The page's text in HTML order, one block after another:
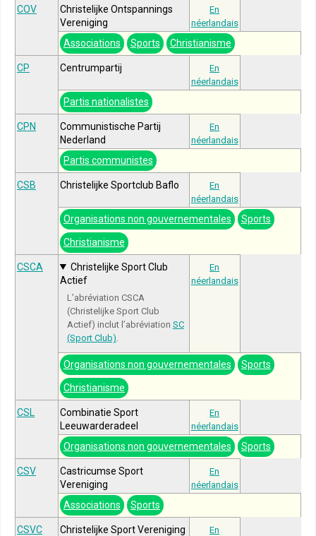
COV
Christelijke Ontspannings
Vereniging
En
néerlandais
Associations Sports Christianisme
CP Centrumpartij
En
néerlandais
Partis nationalistes
CPN
Communistische Partij
Nederland
En
néerlandais
Partis communistes
CSB Christelijke Sportclub Baflo
En
néerlandais
Organisations non gouvernementales Sports
Christianisme
CSCA
Christelijke Sport Club
Actief
L’abréviation CSCA
(Christelijke Sport Club
Actief) inclut l’abréviation SC
(Sport Club)
En
néerlandais
Organisations non gouvernementales Sports
Christianisme
CSL
Combinatie Sport
Leeuwarderadeel
En
néerlandais
Organisations non gouvernementales Sports
CSV
Castricumse Sport
Vereniging
En
néerlandais
Associations Sports
CSVC
Christelijke Sport Vereniging
En